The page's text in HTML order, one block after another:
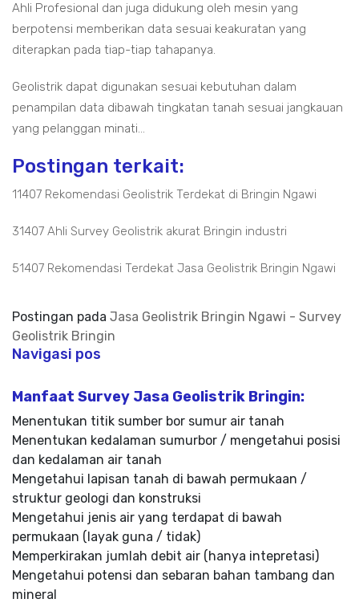
Ahli Profesional dan juga didukung oleh mesin yang
berpotensi memberikan data sesuai keakuratan yang
diterapkan pada tiap-tiap tahapanya.
Geolistrik dapat digunakan sesuai kebutuhan dalam
penampilan data dibawah tingkatan tanah sesuai jangkauan
yang pelanggan minati...
Postingan terkait:
11407 Rekomendasi Geolistrik Terdekat di Bringin Ngawi
31407 Ahli Survey Geolistrik akurat Bringin industri
51407 Rekomendasi Terdekat Jasa Geolistrik Bringin Ngawi
Postingan pada Jasa Geolistrik Bringin Ngawi - Survey
Geolistrik Bringin
Navigasi pos
Manfaat Survey Jasa Geolistrik Bringin:
Menentukan titik sumber bor sumur air tanah
Menentukan kedalaman sumurbor / mengetahui posisi
dan kedalaman air tanah
Mengetahui lapisan tanah di bawah permukaan /
struktur geologi dan konstruksi
Mengetahui jenis air yang terdapat di bawah
permukaan (layak guna / tidak)
Memperkirakan jumlah debit air (hanya intepretasi)
Mengetahui potensi dan sebaran bahan tambang dan
mineral